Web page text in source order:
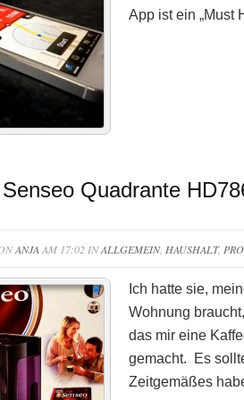
App ist ein „Must
Quadrante
ANJA AM 17:02 INALLGEMEIN, HAUSHALT,
Ich hatte sie,
Wohnung
das mir eine
gemacht. Es
Zeitgemäßes